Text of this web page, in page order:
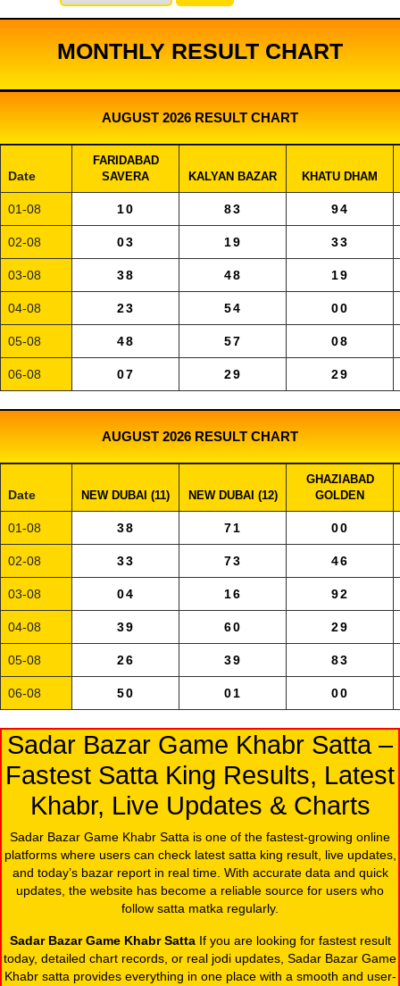
MONTHLY RESULT CHART
AUGUST 2026 RESULT CHART
Date
FARIDABAD
SAVERA
KALYAN BAZAR KHATU DHAM
01-08 10 83 94
02-08 03 19 33
03-08 38 48 19
04-08 23 54 00
05-08 48 57 08
06-08 07 29 29
AUGUST 2026 RESULT CHART
Date NEW DUBAI (11) NEW DUBAI (12)
GHAZIABAD
GOLDEN
01-08 38 71 00
02-08 33 73 46
03-08 04 16 92
04-08 39 60 29
05-08 26 39 83
06-08 50 01 00
Sadar Bazar Game Khabr Satta –
Fastest Satta King Results, Latest
Khabr, Live Updates & Charts
Sadar Bazar Game Khabr Satta is one of the fastest-growing online
platforms where users can check latest satta king result, live updates,
and today’s bazar report in real time. With accurate data and quick
updates, the website has become a reliable source for users who
follow satta matka regularly.
Sadar Bazar Game Khabr Satta If you are looking for fastest result
today, detailed chart records, or real jodi updates, Sadar Bazar Game
Khabr satta provides everything in one place with a smooth and user-